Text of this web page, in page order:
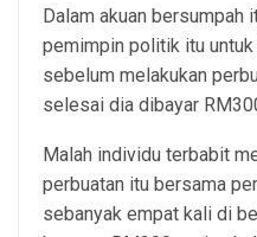
Dalam akuan bersumpah
pemimpin politik itu
sebelum melakukan
selesai dia dibayar
Malah individu terbabit
perbuatan itu bersama
sebanyak empat kali di